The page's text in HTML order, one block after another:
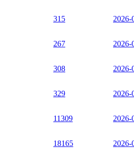
315 2026-
267 2026-
308 2026-
329 2026-
11309 2026-
18165 2026-